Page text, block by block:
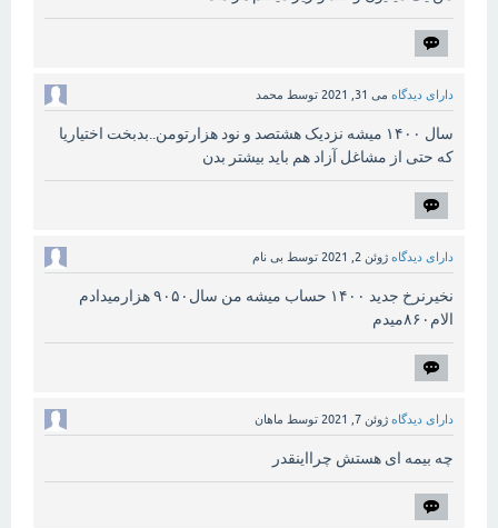
دارای دیدگاه می 31, 2021 توسط محمد
سال ۱۴۰۰ میشه نزدیک هشتصد و نود هزارتومن..بدبخت اختیاریا
که حتی از مشاغل آزاد هم باید بیشتر بدن
دارای دیدگاه ژوئن 2, 2021 توسط بی نام
نخیرنرخ جدید ۱۴۰۰ حساب میشه من سال۹۰۵۰ هزارمیدادم
الام۸۶۰میدم
دارای دیدگاه ژوئن 7, 2021 توسط ماهان
چه بیمه ای هستش چرااینقدر